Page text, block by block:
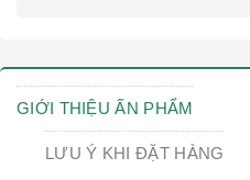
GIỚI THIỆU ẤN PHẨM
LƯU Ý KHI ĐẶT HÀNG